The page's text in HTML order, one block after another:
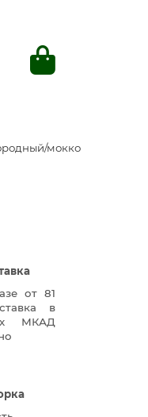
мокко
от 81
в
МКАД